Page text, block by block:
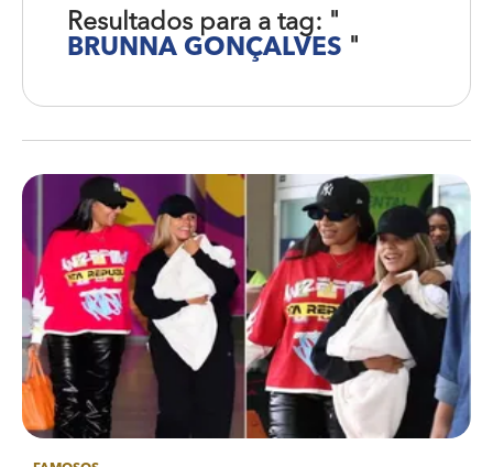
Resultados para a tag: "
BRUNNA GONÇALVES "